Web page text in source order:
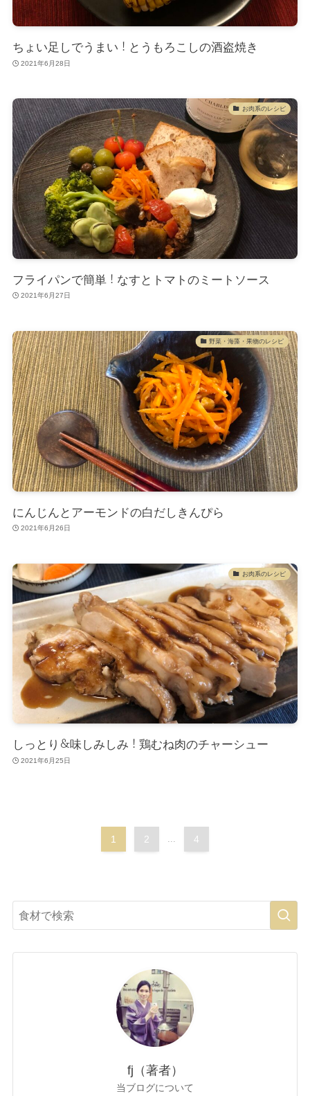
ちょい足しでうまい！とうもろこしの酒盗焼き
2021年6月28日
お肉系のレシピ
フライパンで簡単！なすとトマトのミートソース
2021年6月27日
野菜・海藻・果物のレシピ
にんじんとアーモンドの白だしきんぴら
2021年6月26日
お肉系のレシピ
しっとり＆味しみしみ！鶏むね肉のチャーシュー
2021年6月25日
1 2 ... 4
fj（著者）
当ブログについて